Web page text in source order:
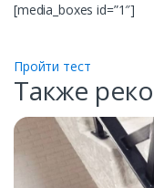
[media_boxes id=”1″]
Пройти тест
Также